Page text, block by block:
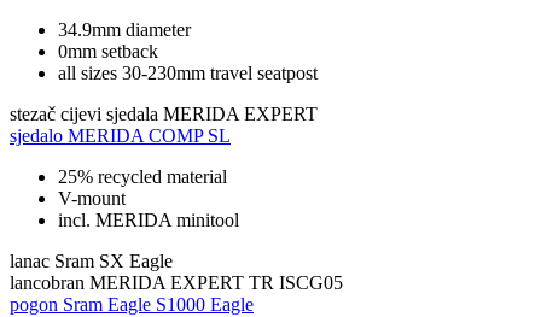
34.9mm diameter
0mm setback
all sizes 30-230mm travel seatpost
stezač cijevi sjedala MERIDA EXPERT
sjedalo MERIDA COMP SL
25% recycled material
V-mount
incl. MERIDA minitool
lanac Sram SX Eagle
lancobran MERIDA EXPERT TR ISCG05
pogon Sram Eagle S1000 Eagle